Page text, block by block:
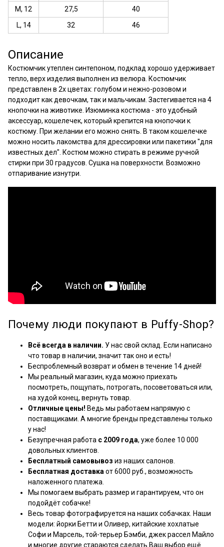
M, 12
27,5
40
L, 14
32 46
Описание
Костюмчик утеплен синтепоном, подклад хорошо удерживает
тепло, верх изделия выполнен из велюра. Костюмчик
представлен в 2х цветах: голубом и нежно-розовом и
подходит как девочкам, так и мальчикам. Застегивается на 4
кнопочки на животике. Изюминка костюма - это удобный
аксессуар, кошелечек, который крепится на кнопочки к
костюму. При желании его можно снять. В таком кошелечке
можно носить лакомства для дрессировки или пакетики "для
известных дел". Костюм можно стирать в режиме ручной
стирки при 30 градусов. Сушка на поверхности. Возможно
отпаривание изнутри.
Почему люди покупают в Puffy-Shop?
Всё всегда в наличии. У нас свой склад. Если написано
что товар в наличии, значит так оно и есть!
Беспроблемный возврат и обмен в течение 14 дней!
Мы реальный магазин, куда можно приехать
посмотреть, пощупать, потрогать, посоветоваться или,
на худой конец, вернуть товар.
Отличные цены! Ведь мы работаем напрямую с
поставщиками. А многие бренды представлены только
у нас!
Безупречная работа с 2009 года, уже более 10 000
довольных клиентов.
Бесплатный самовывоз из наших салонов.
Бесплатная доставка от 6000 руб., возможность
наложенного платежа.
Мы помогаем выбрать размер и гарантируем, что он
подойдёт собачке!
Весь товар фотографируется на наших собачках. Наши
модели: йорки Бетти и Оливер, китайские хохлатые
Софи и Марсель, той-терьер Бэмби, джек рассел Майло
и многие другие стараются сделать Ваш выбор ещё